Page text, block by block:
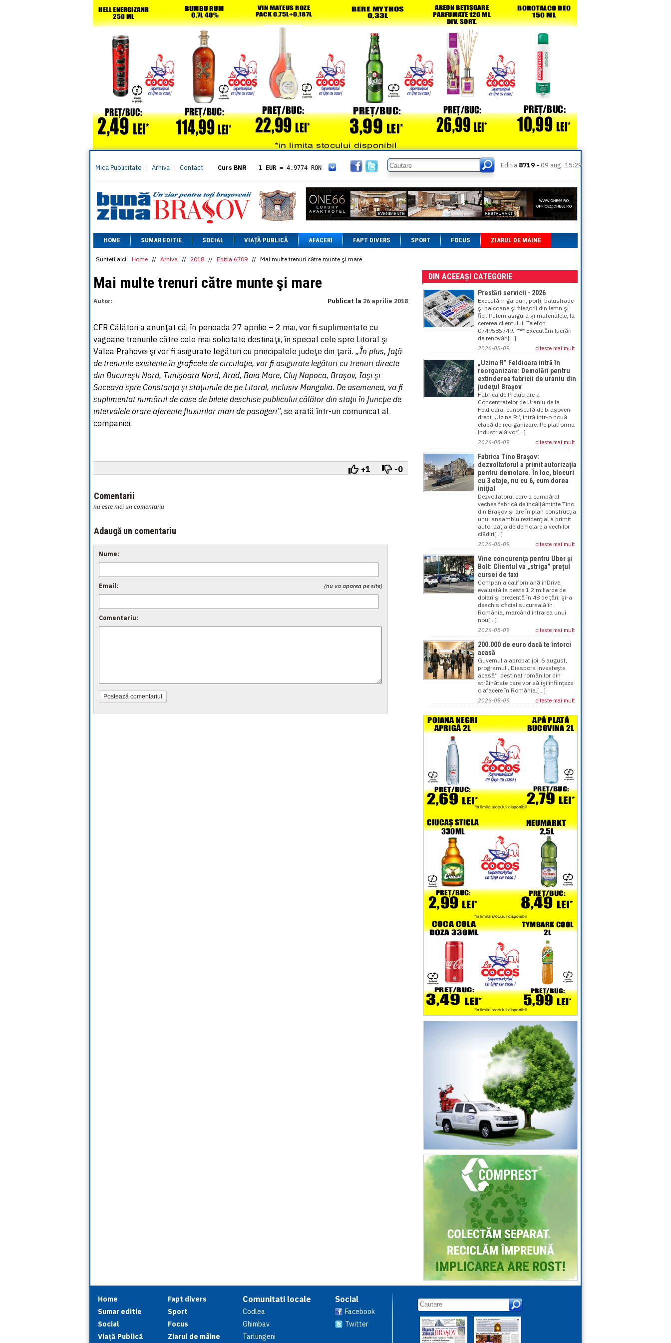
Mica Publicitate | Arhiva | Contact Curs BNR 1 EUR = 4.9774 RON
= 5.8304 RON
1 XAU= 464.4611 RON
1 AED= 1.1933 RON
1 AUD= 2.7957 RON
1 BGN= 2.5449 RON
1 CAD= 3.1559 RON
1 CHF= 5.2813 RON
1 CNY= 0.6015 RON
= 0.6668 RON
1 EGP = 0.0860 RON
1 MDL = 0.2538 RON
1 MXN= 0.2227 RON
1 NOK
= 0.4191 RON
1 NZD
= 2.6097 RON
1 PLN = 1.1646 RON
1 RSD= 0.0425 RON
1 RUB
= 0.0530 RON
1 SEK
= 0.4526 RON
1 TRY= 0.1141 RON
1 UAH= 0.1048 RON
Editia 8719 - 09 aug 15:29
HOME SUMAR EDITIE SOCIAL VIAȚĂ PUBLICĂ AFACERI FAPT DIVERS SPORT FOCUS ZIARUL DE MÂINE
Sunteti aici: Home // Arhiva // 2018 // Editia 6709 // Mai multe trenuri către munte şi mare
Mai multe trenuri către munte şi mare
Autor: Publicat la 26 aprilie 2018
CFR Călători a anunţat că, în perioada 27 aprilie – 2 mai, vor fi suplimentate cu
vagoane trenurile către cele mai solicitate destinaţii, în special cele spre Litoral şi
Valea Prahovei şi vor fi asigurate legături cu principalele judeţe din ţară. „În plus, faţă
de trenurile existente în graficele de circulaţie, vor fi asigurate legături cu trenuri directe
din Bucureşti Nord, Timişoara Nord, Arad, Baia Mare, Cluj Napoca, Braşov, Iaşi şi
Suceava spre Constanţa şi staţiunile de pe Litoral, inclusiv Mangalia. De asemenea, va fi
suplimentat numărul de case de bilete deschise publicului călător din staţii în funcţie de
intervalele orare aferente fluxurilor mari de pasageri”, se arată într-un comunicat al
companiei.
+1 -0
Comentarii
nu este nici un comentariu
Adaugă un comentariu
Nume:
(nu va aparea pe site)
Email:
Comentariu:
Postează comentariul
DIN ACEEAȘI CATEGORIE
Prestări servicii - 2026
Executăm garduri, porţi, balustrade
şi balcoane şi filegorii din lemn şi
fier. Putem asigura şi materialele, la
cererea clientului. Telefon
0749585749. *** Executăm lucrări
de renovări[...]
2026-08-09 citeste mai mult
„Uzina R” Feldioara intră în
reorganizare: Demolări pentru
extinderea fabricii de uraniu din
judeţul Braşov
Fabrica de Prelucrare a
Concentratelor de Uraniu de la
Feldioara, cunoscută de braşoveni
drept „Uzina R”, intră într-o nouă
etapă de reorganizare. Pe platforma
industrială vor[...]
2026-08-09 citeste mai mult
Fabrica Tino Braşov:
dezvoltatorul a primit autorizaţia
pentru demolare. În loc, blocuri
cu 3 etaje, nu cu 6, cum dorea
iniţial
Dezvoltatorul care a cumpărat
vechea fabrică de încălţăminte Tino
din Braşov şi are în plan construcţia
unui ansamblu rezidenţial a primit
autorizaţia de demolare a vechilor
clădiri[...]
2026-08-09 citeste mai mult
Vine concurenţa pentru Uber şi
Bolt: Clientul va „striga” preţul
cursei de taxi
Compania californiană inDrive,
evaluată la peste 1,2 miliarde de
dolari şi prezentă în 48 de ţări, şi-a
deschis oficial sucursală în
România, marcând intrarea unui
nou[...]
2026-08-09 citeste mai mult
200.000 de euro dacă te întorci
acasă
Guvernul a aprobat joi, 6 august,
programul „Diaspora investeşte
acasă”, destinat românilor din
străinătate care vor să îşi înfiinţeze
o afacere în România.[...]
2026-08-09 citeste mai mult
Home
Sumar editie
Social
Viață Publică
Fapt divers
Sport
Focus
Ziarul de mâine
Comunitati locale
Codlea
Ghimbav
Tarlungeni
Social
Facebook
Twitter